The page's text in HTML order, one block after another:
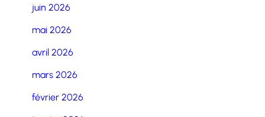
juin 2026
mai 2026
avril 2026
mars 2026
février 2026